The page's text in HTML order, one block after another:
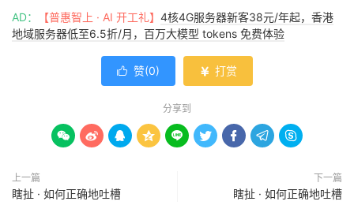
AD： 【普惠智上 · AI 开工礼】 4核4G服务器新客38元/年起，香港
地域服务器低至6.5折/月，百万大模型 tokens 免费体验
 赞(0)  打赏
分享到
        
上一篇
瞎扯 · 如何正确地吐槽
下一篇
瞎扯 · 如何正确地吐槽